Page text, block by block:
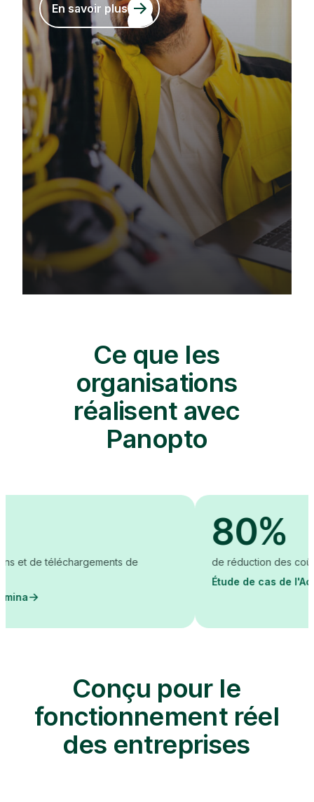
En savoir plus
Ce que les
organisations
réalisent avec
Panopto
de
de réduction des coûts de création de
Étude de cas de l'Académie LKQ
Conçu pour le
fonctionnement réel
des entreprises